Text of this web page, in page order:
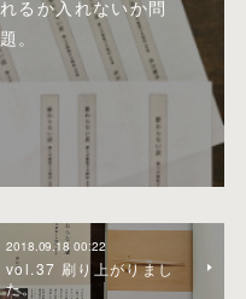
れるか入れないか問
題。
2018.09.18 00:22
vol.37 刷り上がりまし
た。